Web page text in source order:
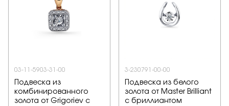
03-11-5903-31-00
Подвеска из
комбинированного
золота от Grigoriev с
3-230791-00-00
Подвеска из белого
золота от Master Brilliant
с бриллиантом